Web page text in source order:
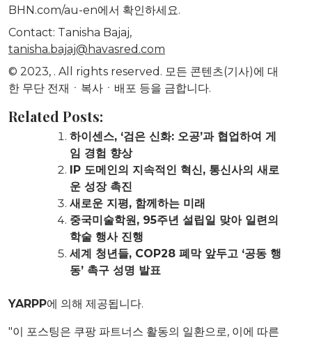
BHN.com/au-en에서 확인하세요.
Contact: Tanisha Bajaj,
tanisha.bajaj@havasred.com
© 2023, . All rights reserved. 모든 콘텐츠(기사)에 대
한 무단 전재ㆍ복사ㆍ배포 등을 금합니다.
Related Posts:
하이센스, ‘검은 신화: 오공’과 협업하여 게
임 경험 향상
IP 도메인의 지속적인 혁신, 통신사의 새로
운 성장 촉진
새로운 지평, 함께하는 미래
중국미술학원, 95주년 설립일 맞아 일련의
학술 행사 진행
세계 청년들, COP28 폐막 앞두고 ‘공동 행
동’ 촉구 성명 발표
YARPP에 의해 제공됩니다.
"이 포스팅은 쿠팡 파트너스 활동의 일환으로, 이에 따른